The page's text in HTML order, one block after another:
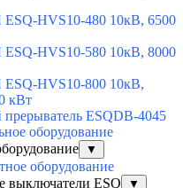
HVS10-480 10кВ, 6500
HVS10-580 10кВ, 8000
HVS10-800 10кВ,
кВт
прерыватель ESQDB-4045
оборудование
▼
оборудование
выключатели ESQ
▼